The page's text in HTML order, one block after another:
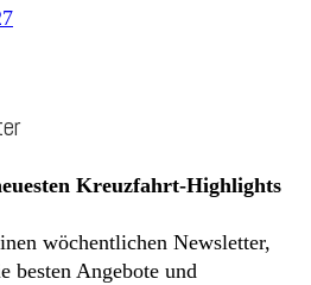
Kreuzfahrt-Highlights
wöchentlichen Newsletter,
besten Angebote und